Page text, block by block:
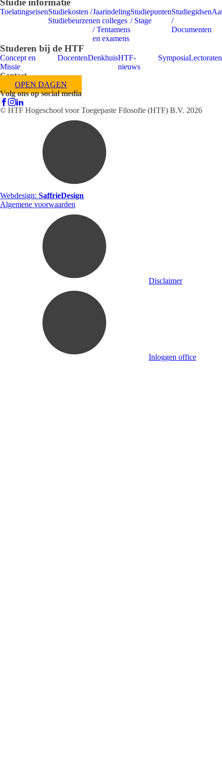
Studie informatie
ToelatingseisenStudiekosten /
Studiebeurzen
Jaarindeling
en colleges
/ Tentamens
en examens
Studiepunten
/ Stage
Studiegidsen
/
Documenten
Studeren bij de HTF
Concept en
Missie
DocentenDenkhuisHTF-
nieuws
SymposiaLectoraten
Contact
OPEN DAGEN
Volg ons op social media
© HTF Hogeschool voor Toegepaste Filosofie (HTF) B.V. 2026
Webdesign: SaffrieDesign
Algemene voorwaarden
Disclaimer
Inloggen office